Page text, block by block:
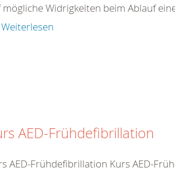
mögliche Widrigkeiten beim Ablauf
Weiterlesen
AED-Frühdefibrillation
AED-Frühdefibrillation Kurs AED-